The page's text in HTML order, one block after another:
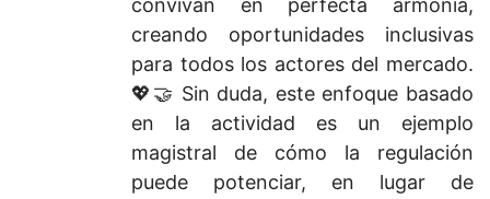
convivan en perfecta armonía,
creando oportunidades inclusivas
para todos los actores del mercado.
💖🤝 Sin duda, este enfoque basado
en la actividad es un ejemplo
magistral de cómo la regulación
puede potenciar, en lugar de